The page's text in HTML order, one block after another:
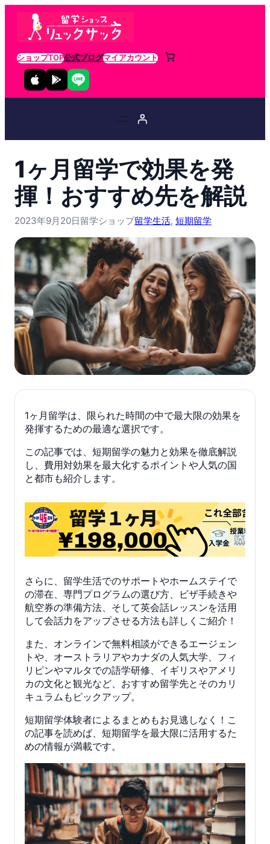
ショップTOP公式ブログマイアカウント
1ヶ月留学で効果を発
揮！おすすめ先を解説
2023年9月20日留学ショップ留学生活, 短期留学
1ヶ月留学は、限られた時間の中で最大限の効果を
発揮するための最適な選択です。
この記事では、短期留学の魅力と効果を徹底解説
し、費用対効果を最大化するポイントや人気の国
と都市も紹介します。
さらに、留学生活でのサポートやホームステイで
の滞在、専門プログラムの選び方、ビザ手続きや
航空券の準備方法、そして英会話レッスンを活用
して会話力をアップさせる方法も詳しくご紹介！
また、オンラインで無料相談ができるエージェン
トや、オーストラリアやカナダの人気大学、フィ
リピンやマルタでの語学研修、イギリスやアメリ
カの文化と観光など、おすすめ留学先とそのカリ
キュラムもピックアップ。
短期留学体験者によるまとめもお見逃しなく！こ
の記事を読めば、短期留学を最大限に活用するた
めの情報が満載です。